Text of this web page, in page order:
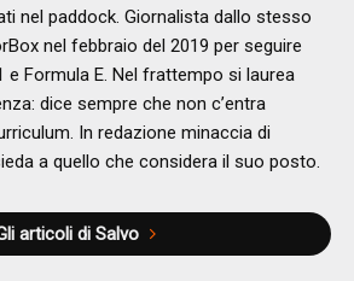
nel paddock. Giornalista dallo stesso
nel febbraio del 2019 per seguire
e Formula E. Nel frattempo si laurea
dice sempre che non c’entra
In redazione minaccia di
a quello che considera il suo posto.
articoli di Salvo